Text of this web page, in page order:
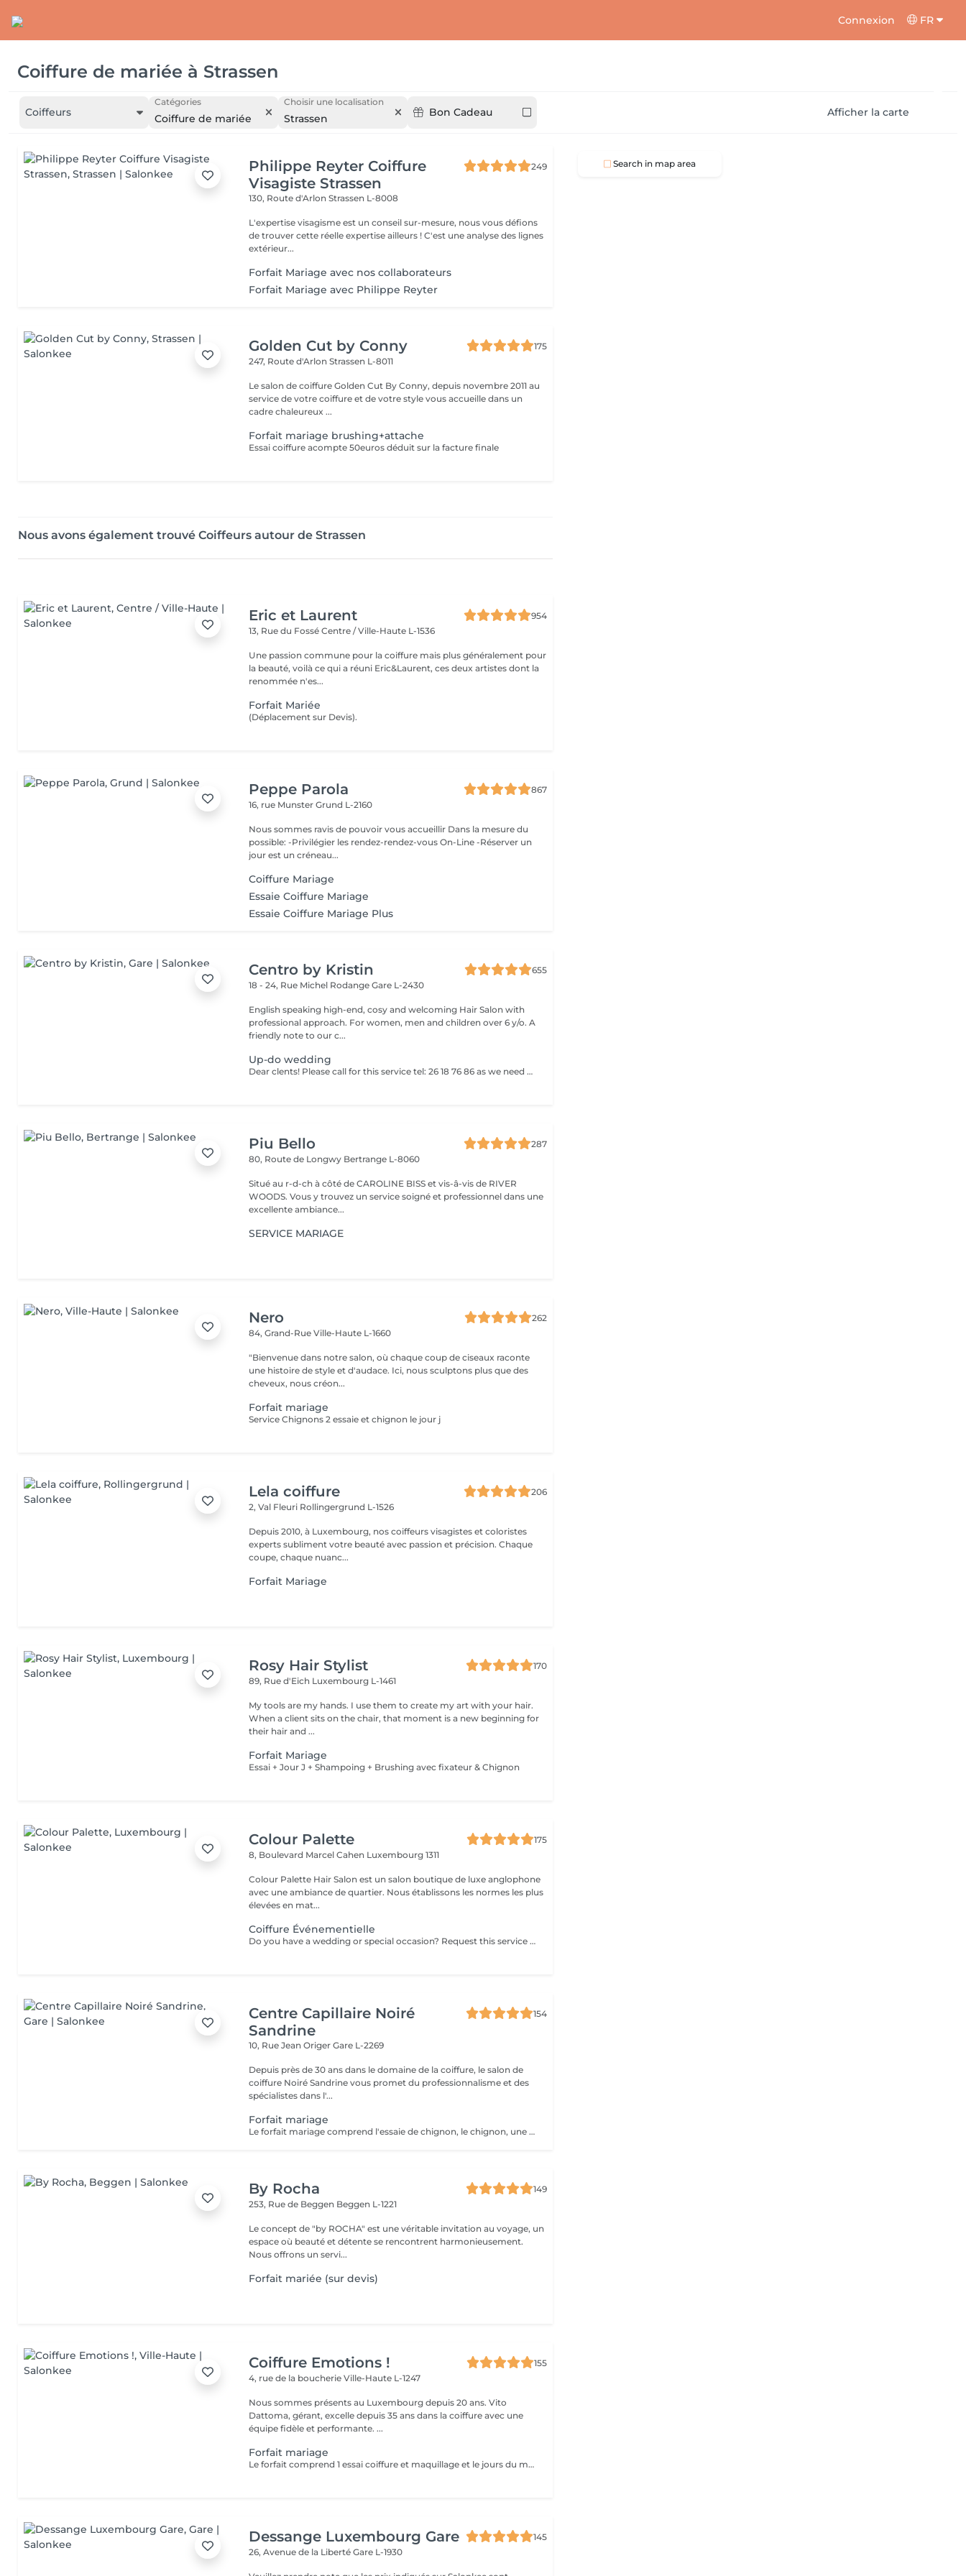
Connexion FR
Coiffure de mariée à Strassen
Coiffeurs
Catégories
Coiffure de mariée
Choisir une localisation
Strassen Bon Cadeau Afficher la carte
Philippe Reyter Coiffure
Visagiste Strassen
249
130, Route d'ArlonStrassen L-8008
L'expertise visagisme est un conseil sur-mesure, nous vous défions
de trouver cette réelle expertise ailleurs ! C'est une analyse des lignes
extérieur...
Forfait Mariage avec nos collaborateurs
Forfait Mariage avec Philippe Reyter
Golden Cut by Conny
175
247, Route d'ArlonStrassen L-8011
Le salon de coiffure Golden Cut By Conny, depuis novembre 2011 au
service de votre coiffure et de votre style vous accueille dans un
cadre chaleureux ...
Forfait mariage brushing+attache
Essai coiffure acompte 50euros déduit sur la facture finale
Nous avons également trouvé Coiffeurs autour de Strassen
Eric et Laurent
954
13, Rue du FosséCentre / Ville-Haute L-1536
Une passion commune pour la coiffure mais plus généralement pour
la beauté, voilà ce qui a réuni Eric&Laurent, ces deux artistes dont la
renommée n'es...
Forfait Mariée
(Déplacement sur Devis).
Peppe Parola
867
16, rue MunsterGrund L-2160
Nous sommes ravis de pouvoir vous accueillir Dans la mesure du
possible: -Privilégier les rendez-rendez-vous On-Line -Réserver un
jour est un créneau...
Coiffure Mariage
Essaie Coiffure Mariage
Essaie Coiffure Mariage Plus
Centro by Kristin
655
18 - 24, Rue Michel RodangeGare L-2430
English speaking high-end, cosy and welcoming Hair Salon with
professional approach. For women, men and children over 6 y/o. A
friendly note to our c...
Up-do wedding
Dear clents! Please call for this service tel: 26 18 76 86 as we need to book a trial styling before the big day. Wash-blowout- pins-curls/straightincluded A test run is a must, at least a week before! (Included)
Piu Bello
287
80, Route de Longwy Bertrange L-8060
Situé au r-d-ch à côté de CAROLINE BISS et vis-â-vis de RIVER
WOODS. Vous y trouvez un service soigné et professionnel dans une
excellente ambiance...
SERVICE MARIAGE
Nero
262
84, Grand-RueVille-Haute L-1660
"Bienvenue dans notre salon, où chaque coup de ciseaux raconte
une histoire de style et d'audace. Ici, nous sculptons plus que des
cheveux, nous créon...
Forfait mariage
Service Chignons 2 essaie et chignon le jour j
Lela coiffure
206
2, Val Fleuri Rollingergrund L-1526
Depuis 2010, à Luxembourg, nos coiffeurs visagistes et coloristes
experts subliment votre beauté avec passion et précision. Chaque
coupe, chaque nuanc...
Forfait Mariage
Rosy Hair Stylist
170
89, Rue d'Eich Luxembourg L-1461
My tools are my hands. I use them to create my art with your hair.
When a client sits on the chair, that moment is a new beginning for
their hair and ...
Forfait Mariage
Essai + Jour J + Shampoing + Brushing avec fixateur & Chignon
Colour Palette
175
8, Boulevard Marcel Cahen Luxembourg 1311
Colour Palette Hair Salon est un salon boutique de luxe anglophone
avec une ambiance de quartier. Nous établissons les normes les plus
élevées en mat...
Coiffure Événementielle
Do you have a wedding or special occasion? Request this service by email and include photos of your current hair and desired look
Centre Capillaire Noiré
Sandrine
154
10, Rue Jean OrigerGare L-2269
Depuis près de 30 ans dans le domaine de la coiffure, le salon de
coiffure Noiré Sandrine vous promet du professionnalisme et des
spécialistes dans l'...
Forfait mariage
Le forfait mariage comprend l'essaie de chignon, le chignon, une manucure avec vernis et un maquillage
By Rocha
149
253, Rue de Beggen Beggen L-1221
Le concept de "by ROCHA" est une véritable invitation au voyage, un
espace où beauté et détente se rencontrent harmonieusement.
Nous offrons un servi...
Forfait mariée (sur devis)
Coiffure Emotions !
155
4, rue de la boucherieVille-Haute L-1247
Nous sommes présents au Luxembourg depuis 20 ans. Vito
Dattoma, gérant, excelle depuis 35 ans dans la coiffure avec une
équipe fidèle et performante. ...
Forfait mariage
Le forfait comprend 1 essai coiffure et maquillage et le jours du mariage
Dessange Luxembourg Gare
145
26, Avenue de la LibertéGare L-1930
Search in map area